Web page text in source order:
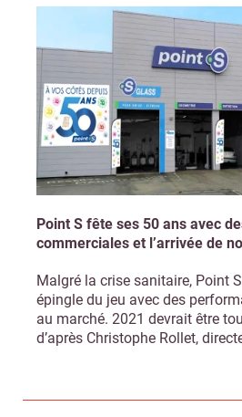
Point S fête ses 50 ans avec
commerciales et l’arrivée de
Malgré la crise sanitaire, Point
épingle du jeu avec des
au marché. 2021 devrait être
d’après Christophe Rollet,
Valider
Non merci, je reçois déjà
!